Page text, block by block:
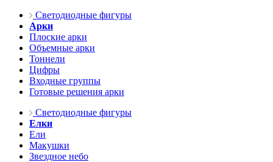
Светодиодные фигуры
Арки
Плоские арки
Объемные арки
Тоннели
Цифры
Входные группы
Готовые решения арки
Светодиодные фигуры
Елки
Ели
Макушки
Звездное небо